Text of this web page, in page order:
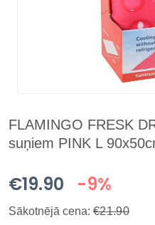
FLAMINGO FRESK
suņiem PINK L
€19.90 -9%
Sākotnējā cena: €21.90